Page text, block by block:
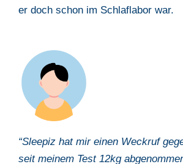
er doch schon im Schlaflabor war.
“Sleepiz hat mir einen Weckruf
seit meinem Test 12kg